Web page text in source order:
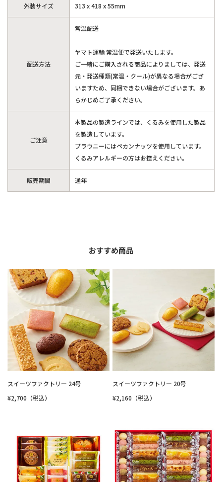
外装サイズ 313 x 418 x 55mm
配送方法
常温配送
ヤマト運輸 常温便で発送いたします。
ご一緒にご購入される商品によりましては、発送
元・発送種類(常温・クール)が異なる場合がござ
いますため、同梱できない場合がございます。あ
らかじめご了承ください。
ご注意
本製品の製造ラインでは、くるみを使用した製品
を製造しています。
ブラウニーにはペカンナッツを使用しています。
くるみアレルギーの方はお控えください。
販売期間 通年
おすすめ商品
スイーツファクトリー 24号
¥2,700（税込）
スイーツファクトリー 20号
¥2,160（税込）